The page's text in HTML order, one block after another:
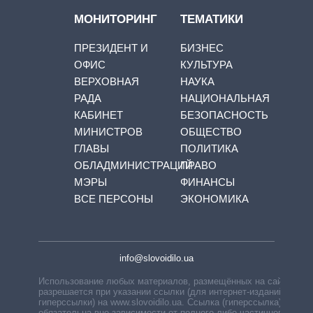
МОНИТОРИНГ
ПРЕЗИДЕНТ И
ОФИС
ВЕРХОВНАЯ
РАДА
КАБИНЕТ
МИНИСТРОВ
ГЛАВЫ
ОБЛАДМИНИСТРАЦИЙ
МЭРЫ
ВСЕ ПЕРСОНЫ
ТЕМАТИКИ
БИЗНЕС
КУЛЬТУРА
НАУКА
НАЦИОНАЛЬНАЯ
БЕЗОПАСНОСТЬ
ОБЩЕСТВО
ПОЛИТИКА
ПРАВО
ФИНАНСЫ
ЭКОНОМИКА
info@slovoidilo.ua
Использование любых материалов, размещённых на сайте,
разрешается при указании ссылки (для интернет-изданий —
гиперссылки) на www.slovoidilo.ua. Ссылка (гиперссылка)